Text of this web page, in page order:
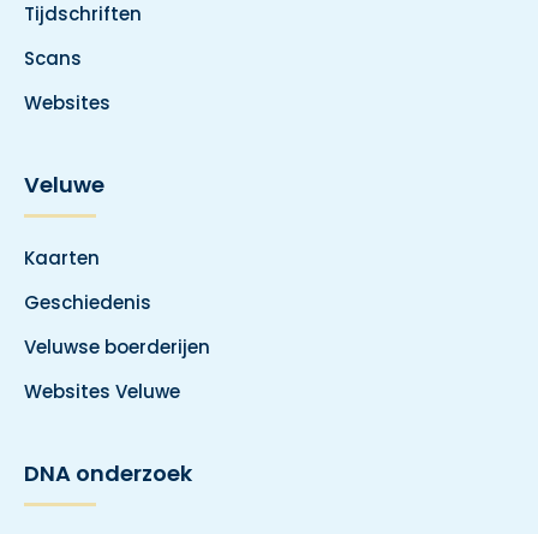
Tijdschriften
Scans
Websites
Veluwe
Kaarten
Geschiedenis
Veluwse boerderijen
Websites Veluwe
DNA onderzoek